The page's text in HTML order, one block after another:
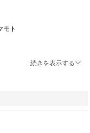
モト
続きを表示する